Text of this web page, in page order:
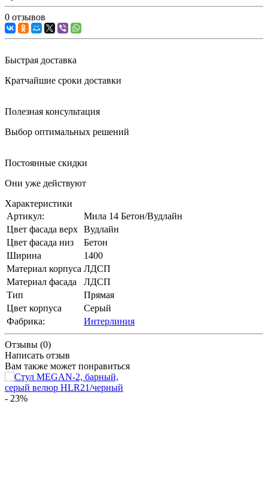
0 отзывов
Быстрая доставка
Кратчайшие сроки доставки
Полезная консультация
Выбор оптимальных решений
Постоянные скидки
Они уже действуют
Характеристики
Артикул:
Мила 14 Бетон/Вудлайн
Цвет фасада верх Вудлайн
Цвет фасада низ
Бетон
Ширина
1400
Материал корпуса ЛДСП
Материал фасада
ЛДСП
Тип
Прямая
Цвет корпуса
Серый
Фабрика:
Интерлиния
Отзывы (0)
Написать отзыв
Вам также может понравиться
- 23%